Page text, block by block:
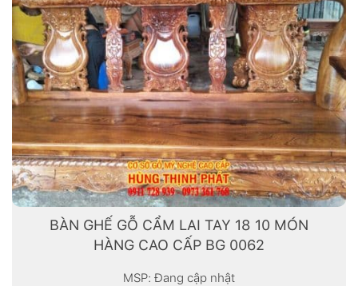
BÀN GHẾ GỖ CẨM LAI TAY 18 10 MÓN
HÀNG CAO CẤP BG 0062
MSP: Đang cập nhật